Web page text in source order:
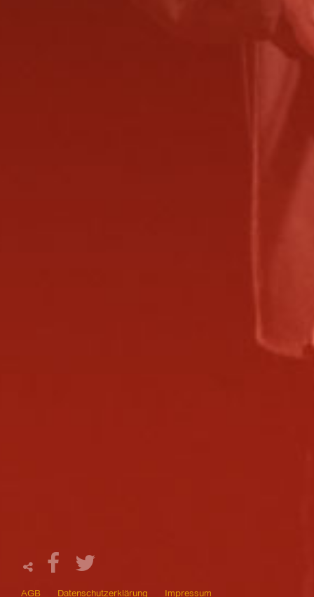
AGB Datenschutzerklärung Impressum